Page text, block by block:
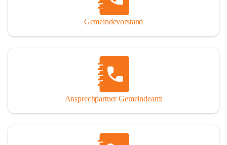
Gemeindevorstand
Ansprechpartner Gemeindeamt